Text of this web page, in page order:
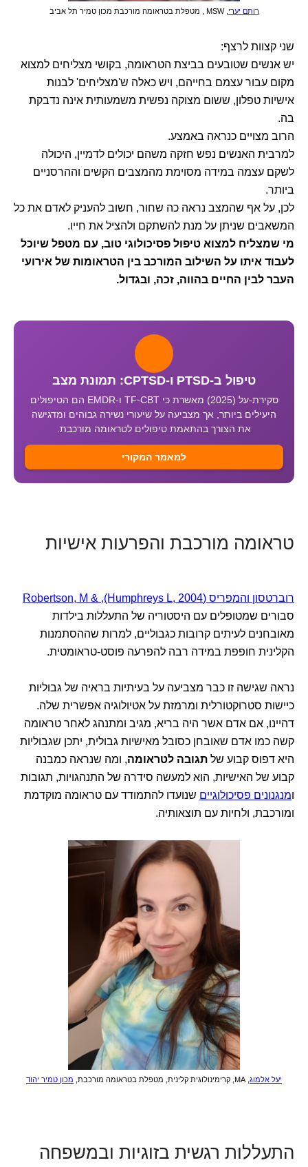
רותם יערי , MSW , מטפלת בטראומה מורכבת מכון טמיר תל אביב
שני קצוות לרצף:
יש אנשים שטובעים בביצת הטראומה, בקושי מצליחים למצוא
מקום עבור עצמם בחייהם, ויש כאלה ש'מצליחים' לבנות
אישיות טפלון, ששום מצוקה נפשית משמעותית אינה נדבקת
בה.
הרוב מצויים כנראה באמצע.
למרבית האנשים נפש חזקה משהם יכולים לדמיין, היכולה
לשקם עצמה במידה מסוימת מהמצבים הקשים וההרסניים
ביותר.
לכן, על אף שהמצב נראה כה שחור, חשוב להעניק לאדם את כל
המשאבים שניתן על מנת להשתקם ולהציל את חייו.
מי שמצליח למצוא טיפול פסיכולוגי טוב, עם מטפל שיוכל
לעבוד איתו על השילוב המורכב בין הטראומות של אירועי
העבר לבין החיים בהווה, זכה, ובגדול.
טיפול ב-PTSD ו-CPTSD: תמונת מצב
סקירת-על (2025) מאשרת כי TF-CBT ו-EMDR הם הטיפולים
היעילים ביותר, אך מצביעה על שיעורי נשירה גבוהים ומדגישה
את הצורך בהתאמת טיפולים לטראומה מורכבת.
למאמר המקורי
טראומה מורכבת והפרעות אישיות
רוברטסון והמפריס (Robertson, M & ,(Humphreys L, 2004
סבורים שמטופלים עם היסטוריה של התעללות בילדות
מאובחנים לעיתים קרובות כגבוליים, למרות שההסתמנות
הקלינית חופפת במידה רבה להפרעה פוסט-טראומטית.
נראה שגישה זו כבר מצביעה על בעיתיות בראיה של גבוליות
כיישות סטרוקטורלית ומרמזת על אטיולוגיה אפשרית שלה.
דהיינו, אם אדם אשר היה בריא, מגיב ומתנהג לאחר טראומה
קשה כמו אדם שאובחן כסובל מאישיות גבולית, יתכן שגבוליות
היא דפוס קבוע של תגובה לטראומה, ומה שנראה כמבנה
קבוע של האישיות, הוא למעשה סידרה של התנהגויות, תגובות
ומנגנונים פסיכולוגיים שנועדו להתמודד עם טראומה מוקדמת
ומורכבת, ולחיות עם תוצאותיה.
יעל אלמוג מטפלת בטראומה מורכבת, מכון טמיר יהוד
התעללות רגשית בזוגיות ובמשפחה